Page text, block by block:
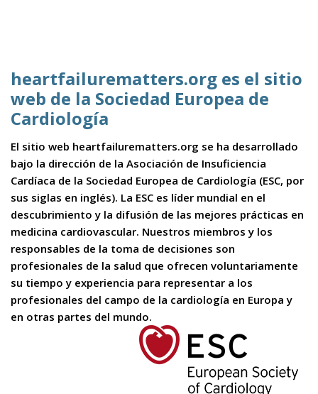
heartfailurematters.org es el sitio
web de la Sociedad Europea de
Cardiología
El sitio web heartfailurematters.org se ha desarrollado
bajo la dirección de la Asociación de Insuficiencia
Cardíaca de la Sociedad Europea de Cardiología (ESC, por
sus siglas en inglés). La ESC es líder mundial en el
descubrimiento y la difusión de las mejores prácticas en
medicina cardiovascular. Nuestros miembros y los
responsables de la toma de decisiones son
profesionales de la salud que ofrecen voluntariamente
su tiempo y experiencia para representar a los
profesionales del campo de la cardiología en Europa y
en otras partes del mundo.